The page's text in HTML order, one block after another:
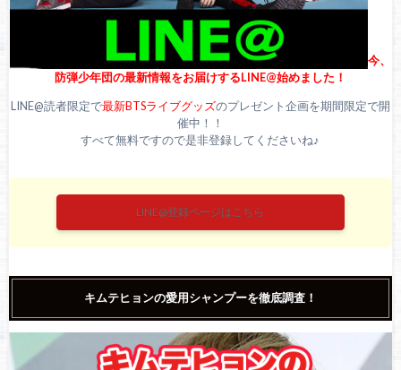
今、
防弾少年団の最新情報をお届けするLINE@始めました！
LINE@読者限定で最新BTSライブグッズのプレゼント企画を期間限定で開
催中！！
すべて無料ですので是非登録してくださいね♪
LINE@登録ページはこちら
キムテヒョンの愛用シャンプーを徹底調査！